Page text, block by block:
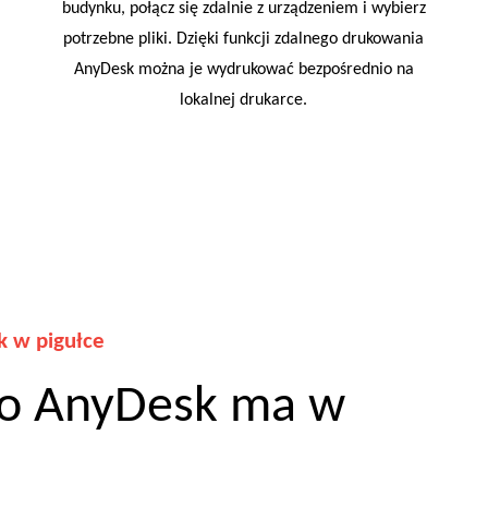
budynku, połącz się zdalnie z urządzeniem i wybierz
potrzebne pliki. Dzięki funkcji zdalnego drukowania
AnyDesk można je wydrukować bezpośrednio na
lokalnej drukarce.
w pigułce
AnyDesk ma w